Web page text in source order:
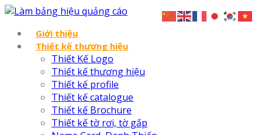
Giới thiệu
Thiết kế thương hiệu
Thiết Kế Logo
Thiết kế thương hiệu
Thiết kế profile
Thiết kế catalogue
Thiết kế Brochure
Thiết kế tờ rơi, tờ gấp